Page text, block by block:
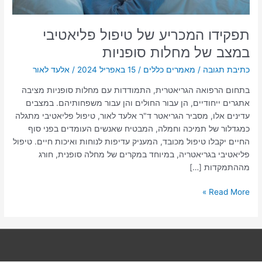
תפקידו המכריע של טיפול פליאטיבי
במצב של מחלות סופניות
כתיבת תגובה / מאמרים כללים /15 באפריל 2024 /אלעד לאור
בתחום הרפואה הגריאטרית, התמודדות עם מחלות סופניות מציבה
אתגרים ייחודיים, הן עבור החולים והן עבור משפחותיהם. במצבים
עדינים אלו, מסביר הגריאטר ד"ר אלעד לאור, טיפול פליאטיבי מתגלה
כמגדלור של תמיכה וחמלה, המבטיח שאנשים העומדים בפני סוף
החיים יקבלו טיפול מכובד, המעניק עדיפות לנוחות ואיכות חיים. טיפול
פליאטיבי בגריאטריה, במיוחד במקרים של מחלה סופנית, חורג
מההתמקדות […]
Read More »